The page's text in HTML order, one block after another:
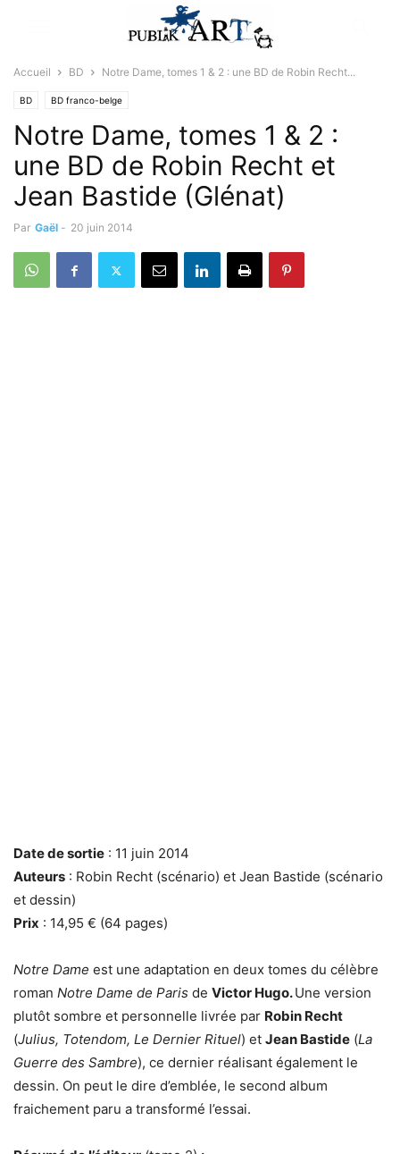
Accueil BD Notre Dame, tomes 1 & 2 : une BD de Robin Recht...
BD BD franco-belge
Notre Dame, tomes 1 & 2 :
une BD de Robin Recht et
Jean Bastide (Glénat)
Par Gaël - 20 juin 2014
Date de sortie : 11 juin 2014
Auteurs : Robin Recht (scénario) et Jean Bastide (scénario
et dessin)
Prix : 14,95 € (64 pages)
Notre Dame est une adaptation en deux tomes du célèbre
roman Notre Dame de Paris de Victor Hugo.Une version
plutôt sombre et personnelle livrée par Robin Recht
(Julius, Totendom, Le Dernier Rituel) et Jean Bastide (La
Guerre des Sambre), ce dernier réalisant également le
dessin. On peut le dire d’emblée, le second album
fraichement paru a transformé l’essai.